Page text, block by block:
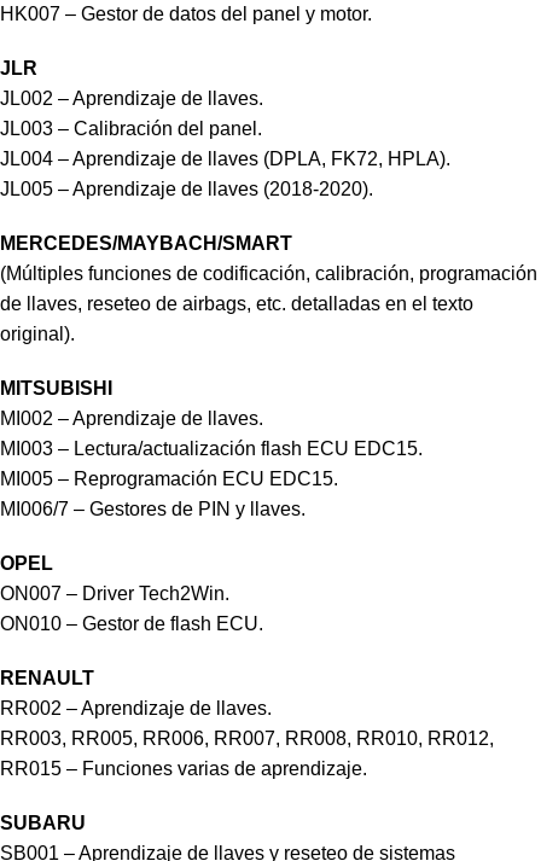
HK007 – Gestor de datos del panel y motor.
JLR
JL002 – Aprendizaje de llaves.
JL003 – Calibración del panel.
JL004 – Aprendizaje de llaves (DPLA, FK72, HPLA).
JL005 – Aprendizaje de llaves (2018-2020).
MERCEDES/MAYBACH/SMART
(Múltiples funciones de codificación, calibración, programación
de llaves, reseteo de airbags, etc. detalladas en el texto
original).
MITSUBISHI
MI002 – Aprendizaje de llaves.
MI003 – Lectura/actualización flash ECU EDC15.
MI005 – Reprogramación ECU EDC15.
MI006/7 – Gestores de PIN y llaves.
OPEL
ON007 – Driver Tech2Win.
ON010 – Gestor de flash ECU.
RENAULT
RR002 – Aprendizaje de llaves.
RR003, RR005, RR006, RR007, RR008, RR010, RR012,
RR015 – Funciones varias de aprendizaje.
SUBARU
SB001 – Aprendizaje de llaves y reseteo de sistemas